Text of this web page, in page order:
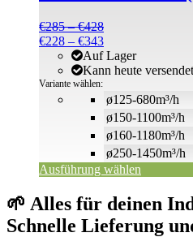
€285 –€428Preisspanne:
€285
bis
€428
€228 – €343Preisspanne:
€228
bis
ø125-680m³/h
ø150-1100m³/h
ø160-1180m³/h
ø250-1450m³/h
Auf Lager
Kann heute
Variante wählen:
Ausführung wählen
auf.
Die
Optionen
können
der
🌱 Alles für deinen
Schnelle Lieferung